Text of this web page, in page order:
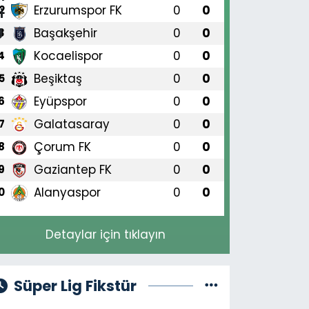
aşırı sıcaklar ve
ve İspanya'da on
2 Erzurumspor FK 0 0
Başakşehir 0 0
Kocaelispor 0 0
5 Beşiktaş 0 0
Eyüpspor 0 0
7 Galatasaray 0 0
Çorum FK 0 0
Gaziantep FK 0 0
Alanyaspor 0 0
Detaylar için tıklayın
Süper Lig Fikstür